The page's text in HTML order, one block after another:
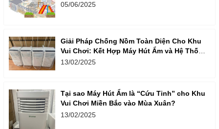
05/06/2025
Giải Pháp Chống Nồm Toàn Diện Cho Khu
Vui Chơi: Kết Hợp Máy Hút Ẩm và Hệ Thống
Thông Gió
13/02/2025
Tại sao Máy Hút Ẩm là “Cứu Tinh” cho Khu
Vui Chơi Miền Bắc vào Mùa Xuân?
13/02/2025